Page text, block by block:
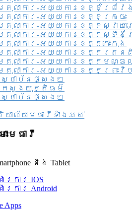
តុលាការ-អយ្យការខេត្តព្រៃវែ
តុលាការ-អយ្យការខេត្តក្រចេះ
តុលាការ-អយ្យការខេត្តស្វាយ
តុលាការ-អយ្យការខេត្តស្ទឹង
លាការ-អយ្យការខេត្តកោះកុង
តុលាការ-អយ្យការខេត្តរតន
តុលាការ-អយ្យការខេត្តមណ្
តុលាការ-អយ្យការខេត្តព្រះវិហ
ថាប័នផ្សេងៗ
រសួងយុត្តិធម៌
ថាប័នផ្សេងៗ
ាល័យមេធាវីទាំងអស់​
េធាវី
និង Tablet
ការ IOS
ារ Android
Apps